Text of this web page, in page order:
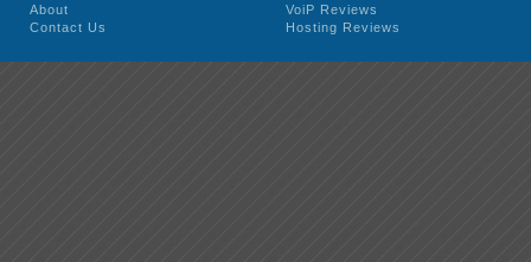
About
Contact Us
VoiP Reviews
Hosting Reviews